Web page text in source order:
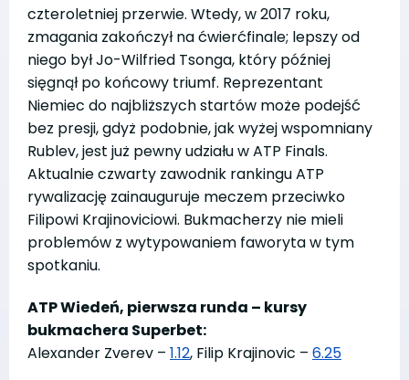
czteroletniej przerwie. Wtedy, w 2017 roku,
zmagania zakończył na ćwierćfinale; lepszy od
niego był Jo-Wilfried Tsonga, który później
sięgnął po końcowy triumf. Reprezentant
Niemiec do najbliższych startów może podejść
bez presji, gdyż podobnie, jak wyżej wspomniany
Rublev, jest już pewny udziału w ATP Finals.
Aktualnie czwarty zawodnik rankingu ATP
rywalizację zainauguruje meczem przeciwko
Filipowi Krajinoviciowi. Bukmacherzy nie mieli
problemów z wytypowaniem faworyta w tym
spotkaniu.
ATP Wiedeń, pierwsza runda – kursy
bukmachera Superbet:
Alexander Zverev – 1.12, Filip Krajinovic – 6.25